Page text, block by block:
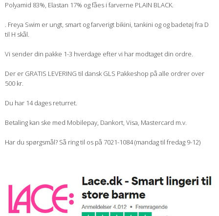
Polyamid 83%, Elastan 17% og fåes i farverne PLAIN BLACK.
. Freya Swim er ungt, smart og farverigt bikini, tankini og og badetøj fra D
til H skål.
Vi sender din pakke 1-3 hverdage efter vi har modtaget din ordre.
Der er GRATIS LEVERING til dansk GLS Pakkeshop på alle ordrer over
500 kr.
Du har 14 dages returret.
Betaling kan ske med Mobilepay, Dankort, Visa, Mastercard m.v.
Har du spørgsmål? Så ring til os på 7021-1084 (mandag til fredag 9-12)